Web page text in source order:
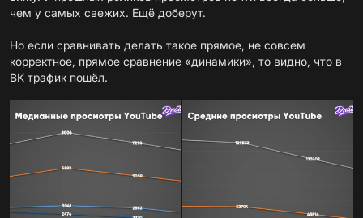
чем у самых свежих. Ещё доберут.
Но если сравнивать делать такое прямое, не совсем
корректное, прямое сравнение «динамики», то видно, что в
ВК трафик пошёл.